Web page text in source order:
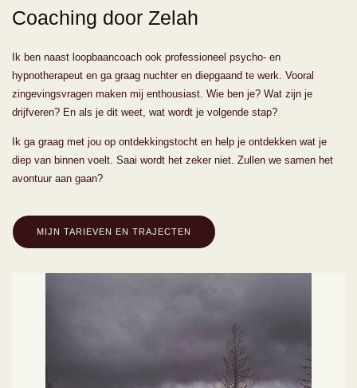
Coaching door Zelah
Ik ben naast loopbaancoach ook professioneel psycho- en
hypnotherapeut en ga graag nuchter en diepgaand te werk. Vooral
zingevingsvragen maken mij enthousiast. Wie ben je? Wat zijn je
drijfveren? En als je dit weet, wat wordt je volgende stap?
Ik ga graag met jou op ontdekkingstocht en help je ontdekken wat je
diep van binnen voelt. Saai wordt het zeker niet. Zullen we samen het
avontuur aan gaan?
MIJN TARIEVEN EN TRAJECTEN